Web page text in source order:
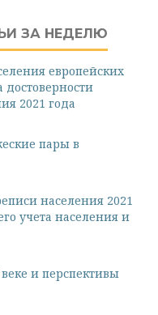
ЗА НЕДЕЛЮ
европейских
достоверности
2021 года
пары в
населения 2021
учета населения и
и перспективы